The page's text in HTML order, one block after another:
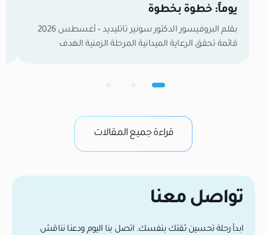
يوماً: خطوة بخطوة
بقلم البروفيسور الدكتور سونير تاتليديد • أغسطس 2026
قائمة تحقق الرعاية الميدانية المرحلة الزمنية الهدف
البصيلات وتثبيتها ممنوع الغسيل تماماً (رش المباشر
وسادة الرقبة راحة تامة، تجنب الانحناء، تناول الأدوية
الموصوفة اليوم […]قراءة جميع المقالات
تواصل معنا
ابدأ رحلة تحسين ثقتك بنفسك. اتصل بنا اليوم ودعنا نناقش